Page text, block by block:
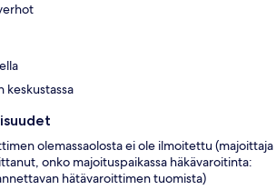
keskustassa
olemassaolosta ei ole ilmoitettu (majoittaja
onko majoituspaikassa häkävaroitinta:
hätävaroittimen tuomista)